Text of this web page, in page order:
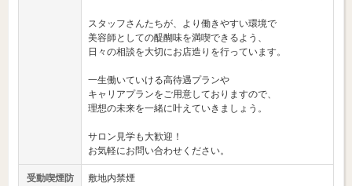
スタッフさんたちが、より働きやすい環境で
美容師としての醍醐味を満喫できるよう、
日々の相談を大切にお店造りを行っています。
一生働いていける高待遇プランや
キャリアプランをご用意しておりますので、
理想の未来を一緒に叶えていきましょう。
サロン見学も大歓迎！
お気軽にお問い合わせください。
受動喫煙防
敷地内禁煙